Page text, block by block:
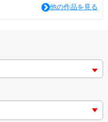
と思ってしまうような
他の作品を見る